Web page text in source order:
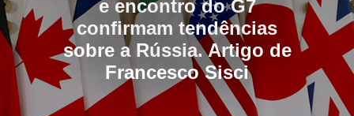
e encontro do G7
confirmam tendências
sobre a Rússia. Artigo de
Francesco Sisci